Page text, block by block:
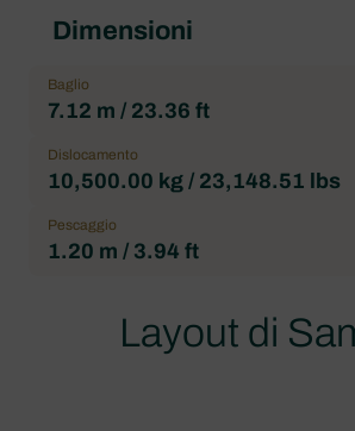
Dimensioni
Baglio
7.12 m / 23.36 ft
Dislocamento
10,500.00 kg / 23,148.51 lbs
Pescaggio
1.20 m / 3.94 ft
Layout di